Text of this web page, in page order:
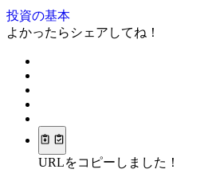
投資の基本
よかったらシェアしてね！
URLをコピーしました！